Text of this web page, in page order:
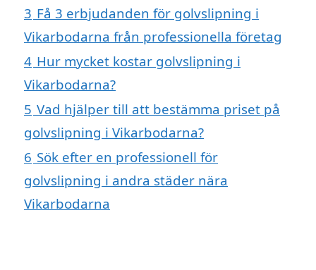
3 Få 3 erbjudanden för golvslipning i
Vikarbodarna från professionella företag
4 Hur mycket kostar golvslipning i
Vikarbodarna?
5 Vad hjälper till att bestämma priset på
golvslipning i Vikarbodarna?
6 Sök efter en professionell för
golvslipning i andra städer nära
Vikarbodarna